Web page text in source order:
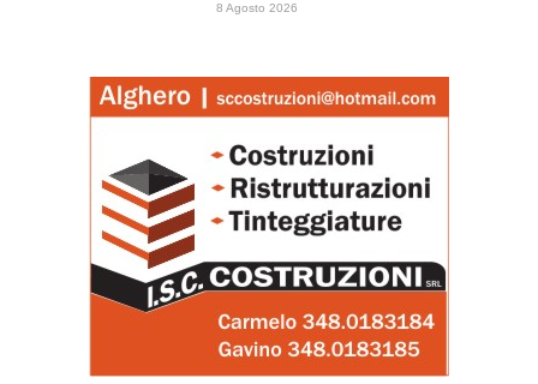
8 Agosto 2026